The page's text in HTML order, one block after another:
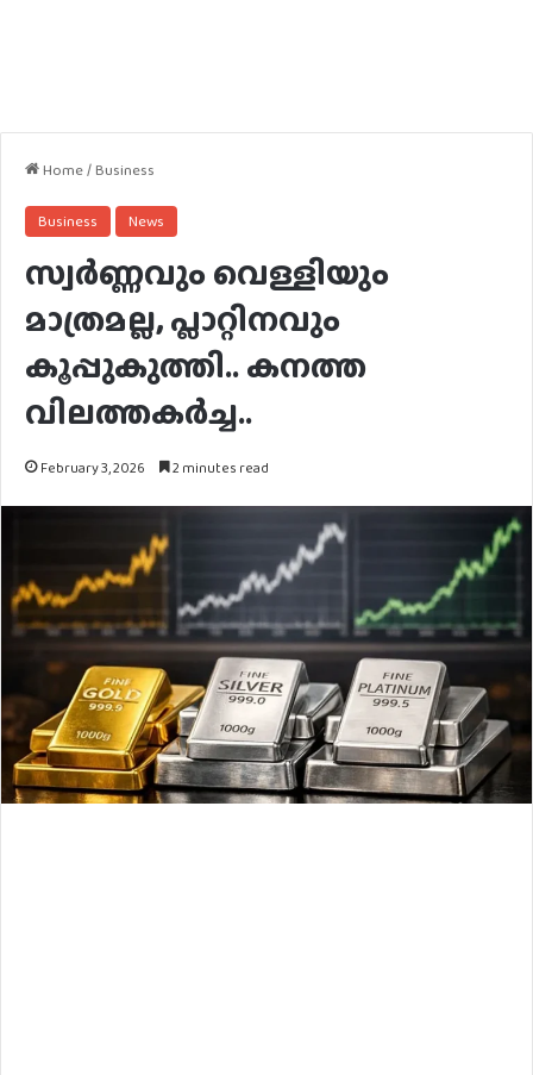
Home/ Business
Business News
സ്വര്‍ണ്ണവും വെള്ളിയും
മാത്രമല്ല, പ്ലാറ്റിനവും
കൂപ്പുകുത്തി.. കനത്ത
വിലത്തകർച്ച..
February 3, 2026 2 minutes read